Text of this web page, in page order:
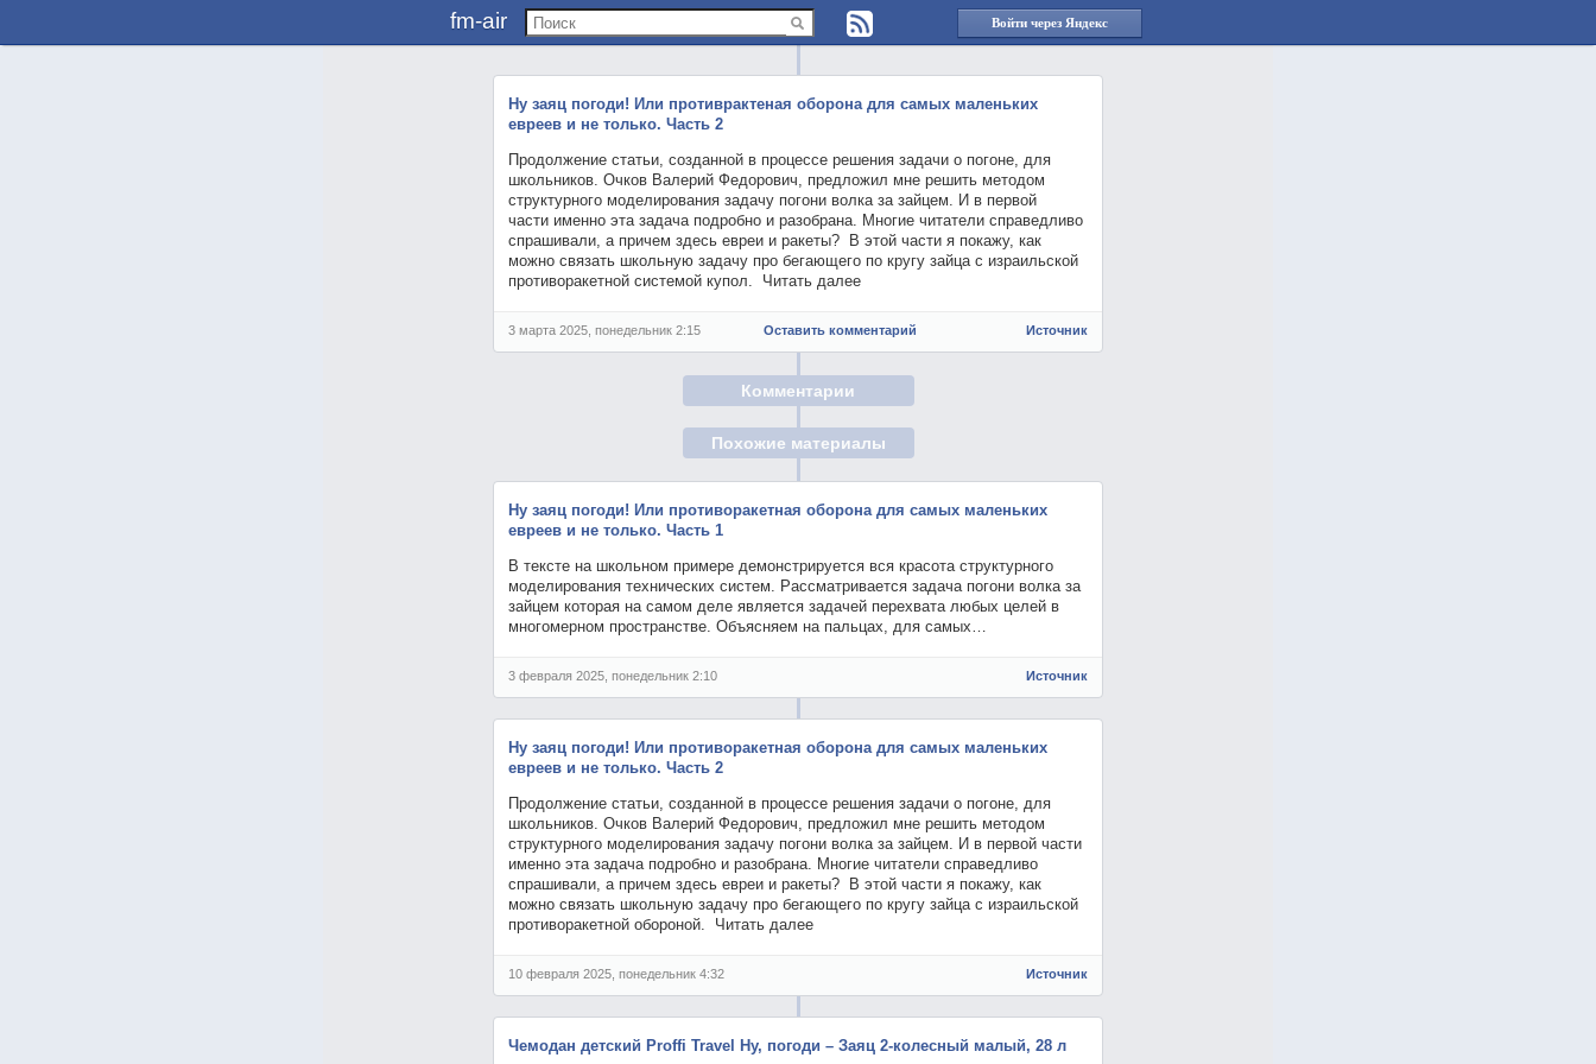
fm-air Войти через Яндекс
Ну заяц погоди! Или противрактеная оборона для самых маленьких
евреев и не только. Часть 2
Продолжение статьи, созданной в процессе решения задачи о погоне, для
школьников. Очков Валерий Федорович, предложил мне решить методом
структурного моделирования задачу погони волка за зайцем. И в первой
части именно эта задача подробно и разобрана. Многие читатели справедливо
спрашивали, а причем здесь евреи и ракеты? В этой части я покажу, как
можно связать школьную задачу про бегающего по кругу зайца с израильской
противоракетной системой купол. Читать далее
3 марта 2025, понедельник 2:15 Оставить комментарий Источник
Комментарии
Похожие материалы
Ну заяц погоди! Или противоракетная оборона для самых маленьких
евреев и не только. Часть 1
В тексте на школьном примере демонстрируется вся красота структурного
моделирования технических систем. Рассматривается задача погони волка за
зайцем которая на самом деле является задачей перехвата любых целей в
многомерном пространстве. Объясняем на пальцах, для самых…
3 февраля 2025, понедельник 2:10 Источник
Ну заяц погоди! Или противоракетная оборона для самых маленьких
евреев и не только. Часть 2
Продолжение статьи, созданной в процессе решения задачи о погоне, для
школьников. Очков Валерий Федорович, предложил мне решить методом
структурного моделирования задачу погони волка за зайцем. И в первой части
именно эта задача подробно и разобрана. Многие читатели справедливо
спрашивали, а причем здесь евреи и ракеты? В этой части я покажу, как
можно связать школьную задачу про бегающего по кругу зайца с израильской
противоракетной обороной. Читать далее
10 февраля 2025, понедельник 4:32 Источник
Чемодан детский Proffi Travel Ну, погоди – Заяц 2-колесный малый, 28 л